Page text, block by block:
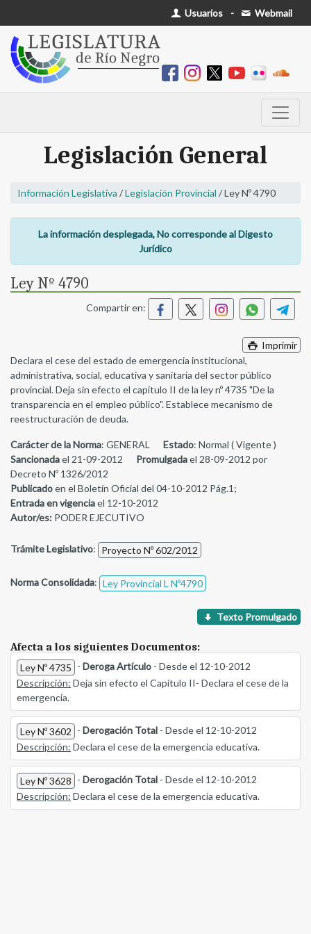
Usuarios - Webmail
Legislación General
Información Legislativa /Legislación Provincial / Ley Nº 4790
La información desplegada, No corresponde al Digesto
Jurídico
Ley Nº 4790
Compartir en:
Imprimir
Declara el cese del estado de emergencia institucional,
administrativa, social, educativa y sanitaria del sector público
provincial. Deja sin efecto el capítulo II de la ley nº 4735 "De la
transparencia en el empleo público". Establece mecanismo de
reestructuración de deuda.
Carácter de la Norma: GENERAL Estado: Normal ( Vigente )
Sancionadael 21-09-2012 Promulgadael 28-09-2012 por
Decreto Nº 1326/2012
Publicadoen el Boletín Oficial del 04-10-2012 Pág.1;
Entrada en vigenciael 12-10-2012
Autor/es: PODER EJECUTIVO
Trámite Legislativo: Proyecto Nº 602/2012
Norma Consolidada: Ley Provincial L Nº4790
Texto Promulgado
Afecta a los siguientes Documentos:
Ley Nº 4735 - Deroga Artículo - Desde el 12-10-2012
Descripción: Deja sin efecto el Capítulo II- Declara el cese de la
emergencia.
Ley Nº 3602 - Derogación Total - Desde el 12-10-2012
Descripción: Declara el cese de la emergencia educativa.
Ley Nº 3628 - Derogación Total - Desde el 12-10-2012
Descripción: Declara el cese de la emergencia educativa.